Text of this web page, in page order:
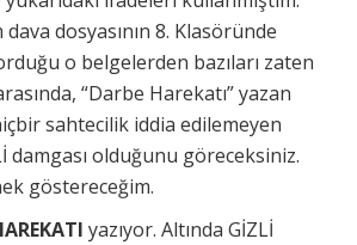
dosyasının 8. Klasöründe
o belgelerden bazıları zaten
“Darbe Harekatı” yazan
sahtecilik iddia edilemeyen
damgası olduğunu göreceksiniz.
göstereceğim.
yazıyor. Altında GİZLİ